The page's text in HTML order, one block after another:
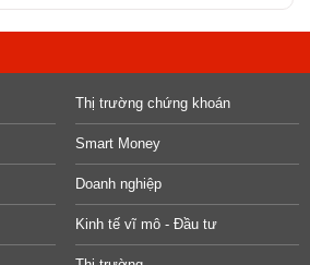
Thị trường chứng khoán
Smart Money
Doanh nghiệp
Kinh tế vĩ mô - Đầu tư